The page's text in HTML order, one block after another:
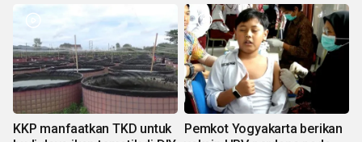
KKP manfaatkan TKD untuk
Pemkot Yogyakarta berikan